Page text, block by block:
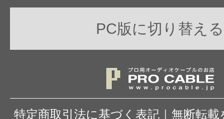
PC版に切り替える
特定商取引法に基づく表記 無断転載